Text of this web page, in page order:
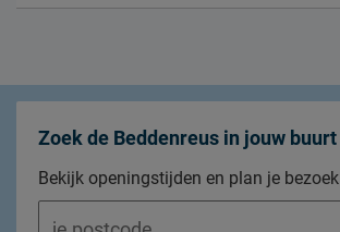
Zoek de Beddenreus in jouw buurt
Bekijk openingstijden en plan je bezoek